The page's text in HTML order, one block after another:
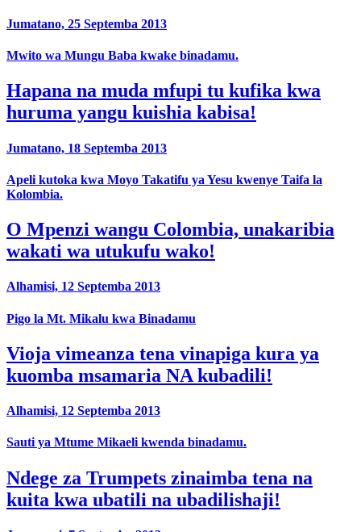
Jumatano, 25 Septemba 2013
Mwito wa Mungu Baba kwake binadamu.
Hapana na muda mfupi tu kufika kwa
huruma yangu kuishia kabisa!
Jumatano, 18 Septemba 2013
Apeli kutoka kwa Moyo Takatifu ya Yesu kwenye Taifa la
Kolombia.
O Mpenzi wangu Colombia, unakaribia
wakati wa utukufu wako!
Alhamisi, 12 Septemba 2013
Pigo la Mt. Mikalu kwa Binadamu
Vioja vimeanza tena vinapiga kura ya
kuomba msamaria NA kubadili!
Alhamisi, 12 Septemba 2013
Sauti ya Mtume Mikaeli kwenda binadamu.
Ndege za Trumpets zinaimba tena na
kuita kwa ubatili na ubadilishaji!